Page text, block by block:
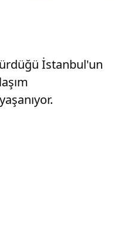
İstanbul'un